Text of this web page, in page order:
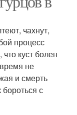
чахнут,
процесс
что куст болен
не
и смерть
с